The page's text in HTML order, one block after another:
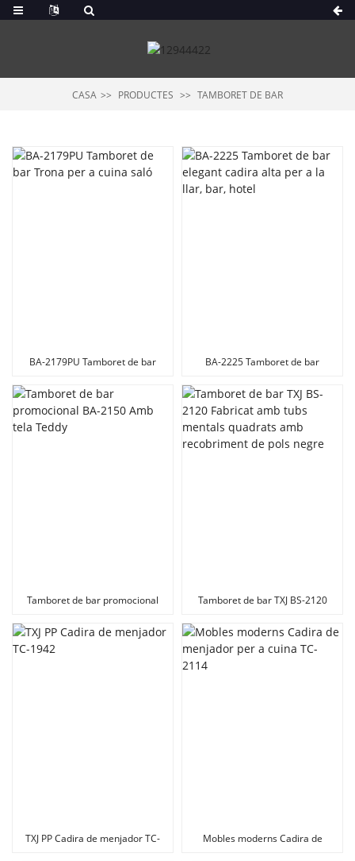
CASA PRODUCTES TAMBORET DE BAR
BA-2179PU Tamboret de bar
BA-2225 Tamboret de bar
bar, hotel
Tamboret de bar promocional
Tamboret de bar TXJ BS-2120
quadrats amb recobriment de
pols negre
TXJ PP Cadira de menjador TC-
Mobles moderns Cadira de